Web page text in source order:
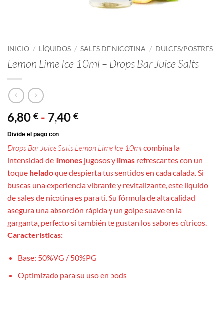
INICIO / LÍQUIDOS / SALES DE NICOTINA / DULCES/POSTRES
Lemon Lime Ice 10ml – Drops Bar Juice Salts
6,80 € - 7,40 €Rango
desde
6,80 €
hasta
7,40 €
Drops Bar Juice Salts Lemon Lime Ice 10ml combina la
intensidad de limones jugosos y limas refrescantes con un
toque heladoque despierta tus sentidos en cada calada. Si
buscas una experiencia vibrante y revitalizante, este líquido
de sales de nicotina es para ti. Su fórmula de alta calidad
asegura una absorción rápida y un golpe suave en la
garganta, perfecto si también te gustan los sabores cítricos.
Características:
Base: 50%VG / 50%PG
Optimizado para su uso en pods